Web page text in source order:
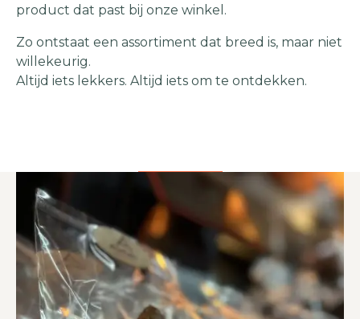
product dat past bij onze winkel.
Zo ontstaat een assortiment dat breed is, maar niet
willekeurig.
Altijd iets lekkers. Altijd iets om te ontdekken.